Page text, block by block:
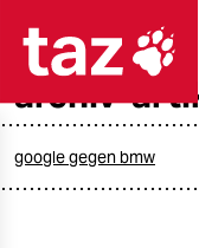
archiv-
google gegen bmw